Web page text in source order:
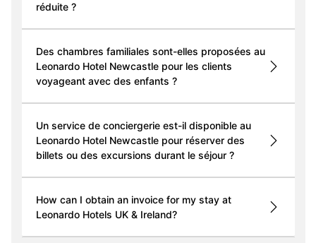
réduite ?
Des chambres familiales sont-elles proposées au
Leonardo Hotel Newcastle pour les clients
voyageant avec des enfants ?
Un service de conciergerie est-il disponible au
Leonardo Hotel Newcastle pour réserver des
billets ou des excursions durant le séjour ?
How can I obtain an invoice for my stay at
Leonardo Hotels UK & Ireland?